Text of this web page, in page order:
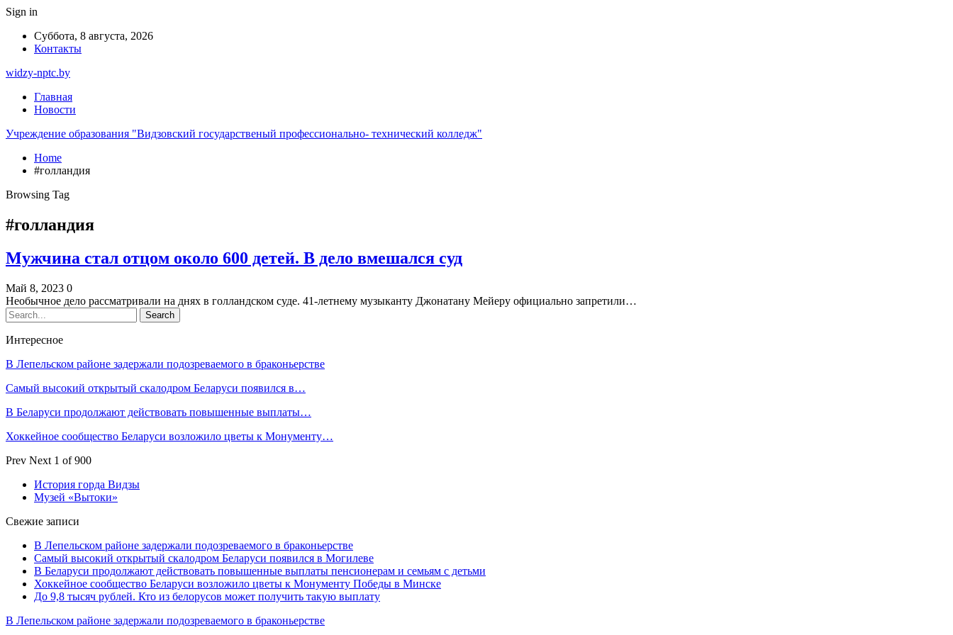
Sign in
Суббота, 8 августа, 2026
Контакты
widzy-nptc.by
Главная
Новости
Учреждение образования "Видзовский государственый профессионально- технический колледж"
Home
#голландия
Browsing Tag
#голландия
Мужчина стал отцом около 600 детей. В дело вмешался суд
Май 8, 2023 0
Необычное дело рассматривали на днях в голландском суде. 41-летнему музыканту Джонатану Мейеру официально запретили…
Интересное
В Лепельском районе задержали подозреваемого в браконьерстве
Самый высокий открытый скалодром Беларуси появился в…
В Беларуси продолжают действовать повышенные выплаты…
Хоккейное сообщество Беларуси возложило цветы к Монументу…
Prev Next 1 of 900
История горда Видзы
Музей «Вытоки»
Свежие записи
В Лепельском районе задержали подозреваемого в браконьерстве
Самый высокий открытый скалодром Беларуси появился в Могилеве
В Беларуси продолжают действовать повышенные выплаты пенсионерам и семьям с детьми
Хоккейное сообщество Беларуси возложило цветы к Монументу Победы в Минске
До 9,8 тысяч рублей. Кто из белорусов может получить такую выплату
В Лепельском районе задержали подозреваемого в браконьерстве